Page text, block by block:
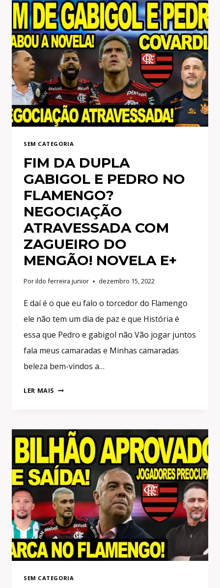
SEM CATEGORIA
FIM DA DUPLA
GABIGOL E PEDRO NO
FLAMENGO?
NEGOCIAÇÃO
ATRAVESSADA COM
ZAGUEIRO DO
MENGÃO! NOVELA E+
Porildo ferreira junior dezembro 15, 2022
E daí é o que eu falo o torcedor do Flamengo
ele não tem um dia de paz e que História é
essa que Pedro e gabigol não Vão jogar juntos
fala meus camaradas e Minhas camaradas
beleza bem-vindos a…
LER MAIS FIM
E
PEDRO
NO
FLAMENGO?
NEGOCIAÇÃO
ATRAVESSADA
COM
ZAGUEIRO
DO
MENGÃO!
NOVELA
SEM CATEGORIA